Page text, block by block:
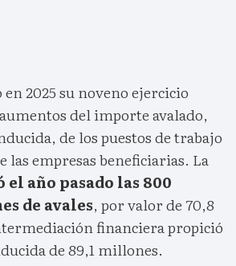
2025 su noveno ejercicio
del importe avalado,
de los puestos de trabajo
las empresas beneficiarias. La
el año pasado las 800
de avales, por valor de 70,8
financiera propició
de 89,1 millones.